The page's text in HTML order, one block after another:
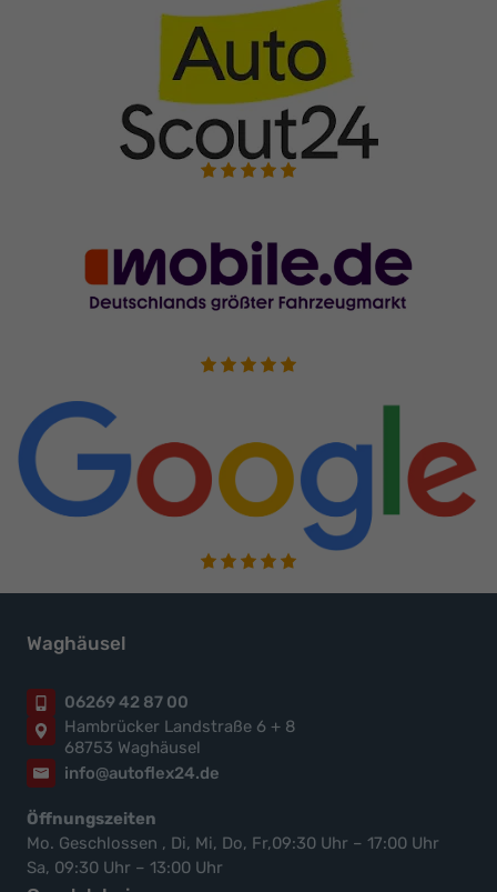
Waghäusel
06269 42 87 00
Hambrücker Landstraße 6 + 8
68753 Waghäusel
info@autoflex24.de
Öffnungszeiten
Mo. Geschlossen , Di, Mi, Do, Fr,09:30 Uhr – 17:00 Uhr
Sa, 09:30 Uhr – 13:00 Uhr